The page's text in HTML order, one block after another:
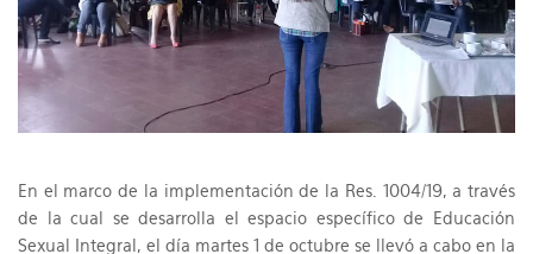
En el marco de la implementación de la Res. 1004/19, a través
de la cual se desarrolla el espacio específico de Educación
Sexual Integral, el día martes 1 de octubre se llevó a cabo en la